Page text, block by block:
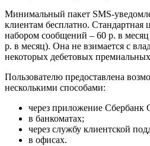
Минимальный пакет SMS-
клиентам бесплатно. Стандартная
набором сообщений – 60 р. в
р. в месяц). Она не взимается с
некоторых дебетовых
Пользователю предоставлена
несколькими способами:
через приложение Сбербанк
в банкоматах;
через службу клиентской
в офисах.